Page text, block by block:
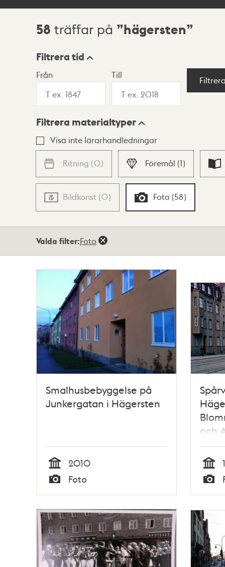
Sökresultat
58 träffar på hägersten
Visningsläge
Lista Karta
Filtrera tid
Från Till
Filtrera materialtyper
Visa inte lärarhandledningar
Ritning (0) Föremål (1)
Bildkonst (0) Foto (58)
Valda filter:Foto
Smalhusbebyggelse på
Junkergatan i Hägersten
Tid
2010
Typ
Foto
och
Tid
Typ